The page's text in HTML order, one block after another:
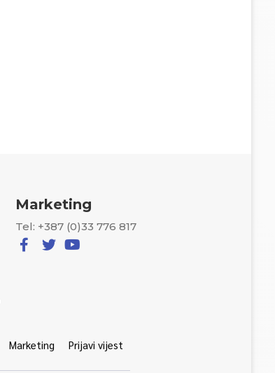
Marketing
Tel: +387 (0)33 776 817
Marketing Prijavi vijest